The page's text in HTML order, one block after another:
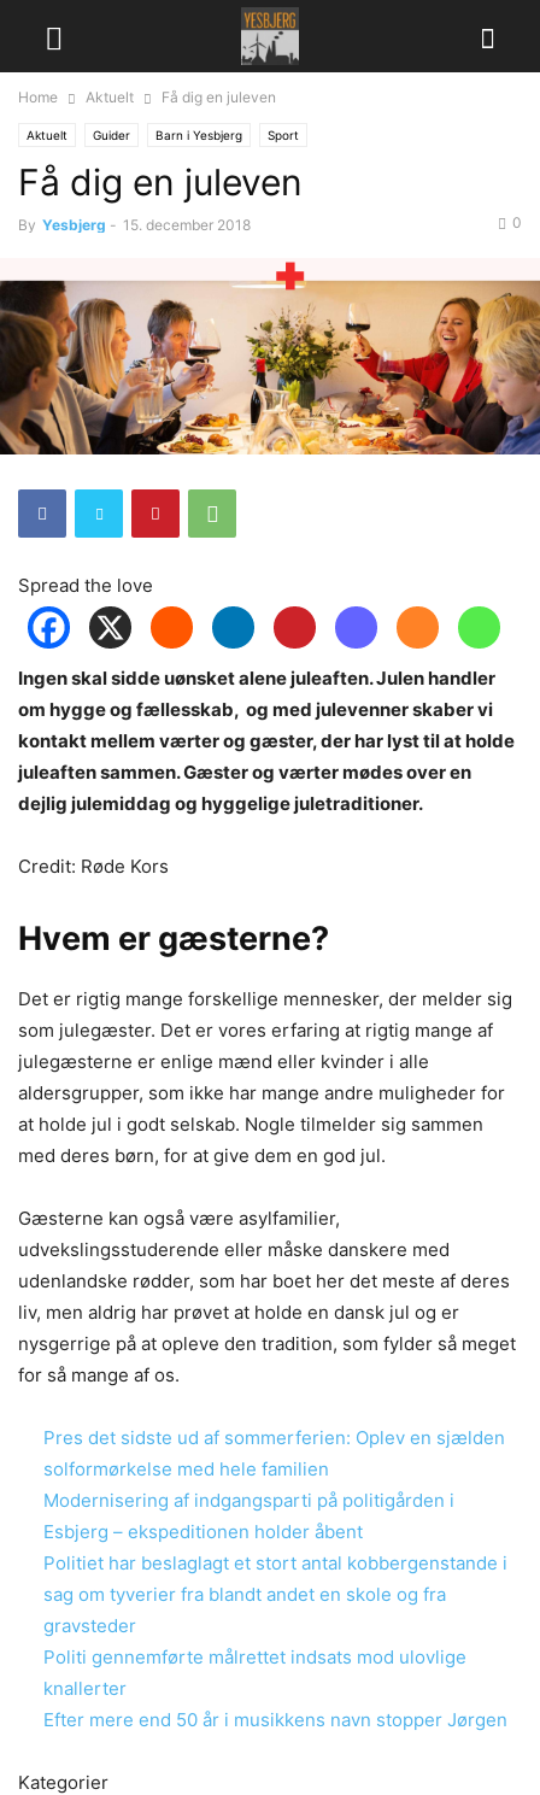
Home Aktuelt Få dig en juleven
Aktuelt Guider Barn i Yesbjerg Sport
Få dig en juleven
By Yesbjerg - 15. december 2018 0
Spread the love
Ingen skal sidde uønsket alene juleaften. Julen handler
om hygge og fællesskab, og med julevenner skaber vi
kontakt mellem værter og gæster, der har lyst til at holde
juleaften sammen. Gæster og værter mødes over en
dejlig julemiddag og hyggelige juletraditioner.
Credit: Røde Kors
Hvem er gæsterne?
Det er rigtig mange forskellige mennesker, der melder sig
som julegæster. Det er vores erfaring at rigtig mange af
julegæsterne er enlige mænd eller kvinder i alle
aldersgrupper, som ikke har mange andre muligheder for
at holde jul i godt selskab. Nogle tilmelder sig sammen
med deres børn, for at give dem en god jul.
Gæsterne kan også være asylfamilier,
udvekslingsstuderende eller måske danskere med
udenlandske rødder, som har boet her det meste af deres
liv, men aldrig har prøvet at holde en dansk jul og er
nysgerrige på at opleve den tradition, som fylder så meget
for så mange af os.
Pres det sidste ud af sommerferien: Oplev en sjælden
solformørkelse med hele familien
Modernisering af indgangsparti på politigården i
Esbjerg – ekspeditionen holder åbent
Politiet har beslaglagt et stort antal kobbergenstande i
sag om tyverier fra blandt andet en skole og fra
gravsteder
Politi gennemførte målrettet indsats mod ulovlige
knallerter
Efter mere end 50 år i musikkens navn stopper Jørgen
Kategorier